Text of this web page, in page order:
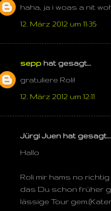
haha, ja i woas a nit
12. März 2012 um 11:35
sepp hat gesagt…
gratuliere Roli!
12. März 2012 um 12:11
Jürgi Juen hat gesagt…
Hallo
Roli mir hams no
das Du schon früher
lässige Tour